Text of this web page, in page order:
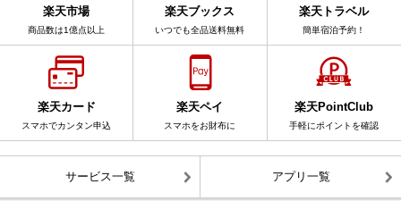
楽天市場
商品数は1億点以上
楽天ブックス
いつでも全品送料無料
楽天トラベル
簡単宿泊予約！
楽天カード
スマホでカンタン申込
楽天ペイ
スマホをお財布に
楽天PointClub
手軽にポイントを確認
サービス一覧 アプリ一覧